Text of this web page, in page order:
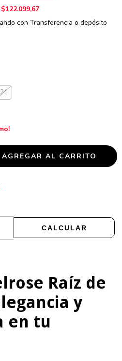
$122.099,67
con Transferencia o depósito
21
CALCULAR
Raíz de
y
en tu